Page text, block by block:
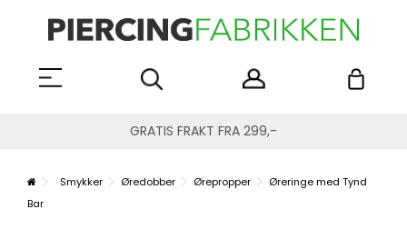
GRATIS FRAKT FRA 299,-
Smykker Øredobber Ørepropper
Øreringe med Tynd
Bar